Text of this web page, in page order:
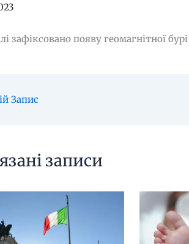
зафіксовано появу геомагнітної
Запис
записи